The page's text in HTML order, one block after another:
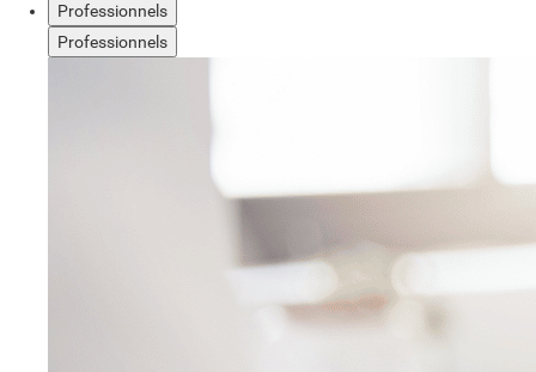
Professionnels
Professionnels